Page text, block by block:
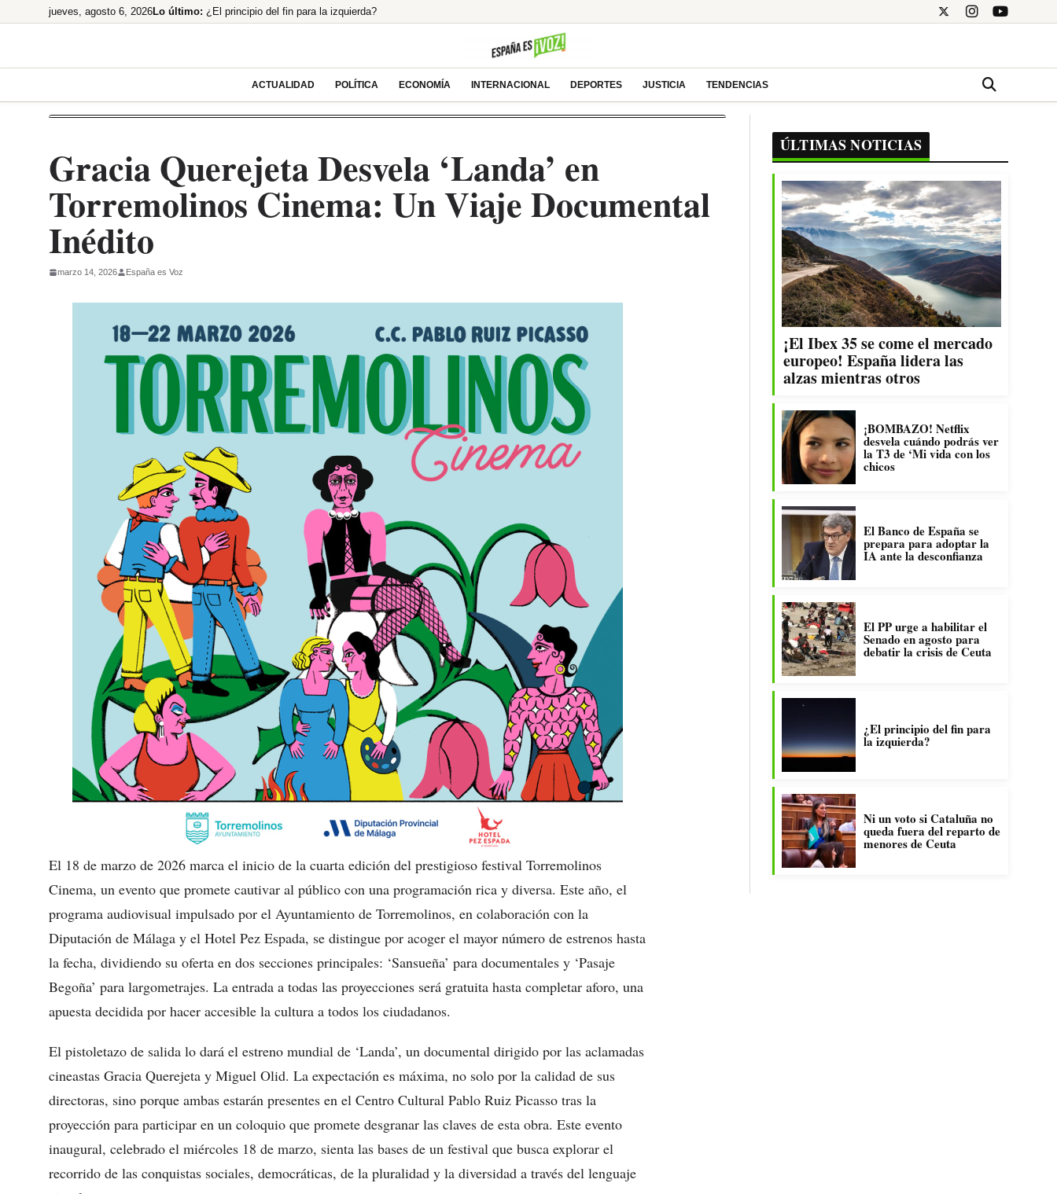
al
jueves, agosto 6, 2026Lo último: ¿El principio del fin para la izquierda?
¡El Ibex 35 se come el mercado europeo! España lidera las alzas mientras otros
¡BOMBAZO! Netflix desvela cuándo podrás ver la T3 de ‘Mi vida con los chicos
El Banco de España se prepara para adoptar la IA ante la desconfianza
El PP urge a habilitar el Senado en agosto para debatir la crisis de Ceuta
ACTUALIDAD POLÍTICA ECONOMÍA INTERNACIONAL DEPORTES JUSTICIA TENDENCIAS
Gracia Querejeta Desvela ‘Landa’ en
Torremolinos Cinema: Un Viaje Documental
Inédito
marzo 14, 2026 España es Voz
El 18 de marzo de 2026 marca el inicio de la cuarta edición del prestigioso festival Torremolinos
Cinema, un evento que promete cautivar al público con una programación rica y diversa. Este año, el
programa audiovisual impulsado por el Ayuntamiento de Torremolinos, en colaboración con la
Diputación de Málaga y el Hotel Pez Espada, se distingue por acoger el mayor número de estrenos hasta
la fecha, dividiendo su oferta en dos secciones principales: ‘Sansueña’ para documentales y ‘Pasaje
Begoña’ para largometrajes. La entrada a todas las proyecciones será gratuita hasta completar aforo, una
apuesta decidida por hacer accesible la cultura a todos los ciudadanos.
El pistoletazo de salida lo dará el estreno mundial de ‘Landa’, un documental dirigido por las aclamadas
cineastas Gracia Querejeta y Miguel Olid. La expectación es máxima, no solo por la calidad de sus
directoras, sino porque ambas estarán presentes en el Centro Cultural Pablo Ruiz Picasso tras la
proyección para participar en un coloquio que promete desgranar las claves de esta obra. Este evento
inaugural, celebrado el miércoles 18 de marzo, sienta las bases de un festival que busca explorar el
recorrido de las conquistas sociales, democráticas, de la pluralidad y la diversidad a través del lenguaje
ÚLTIMAS NOTICIAS
¡El Ibex 35 se come el mercado
europeo! España lidera las
alzas mientras otros
¡BOMBAZO! Netflix
desvela cuándo podrás ver
la T3 de ‘Mi vida con los
chicos
El Banco de España se
prepara para adoptar la
IA ante la desconfianza
El PP urge a habilitar el
Senado en agosto para
debatir la crisis de Ceuta
¿El principio del fin para
la izquierda?
Ni un voto si Cataluña no
queda fuera del reparto de
menores de Ceuta